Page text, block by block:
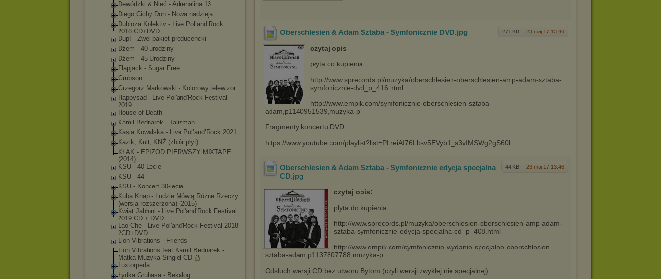
Dewódzki & Nieć - Adrenalina 13
Diego Cichy Don - Nowa nadzieja
Dubioza Kolektiv - Live Pol’and’Rock
2018 CD+DVD
Dup! - Zwei pakiet producencki
Dżem - 40 urodziny
Dżem - 45 Urodziny
Flapjack - Sugar Free
Grubson
Grzegorz Markowski - Kolorowy telewizor
Happysad - Live Pol'and'Rock Festival
2019
House of Death
Kamil Bednarek - Talizman
Kasia Kowalska - Live Pol’and’Rock 2021
Kazik, Kult, KNŻ (zbiór płyt)
KŁAK - EPIZOD PIERWSZY MIXTAPE
(2014)
KSU - 40-Lecie
KSU - 44
KSU - Koncert 30-lecia
Kuba Knap - Ludzie Mówią Różne Rzeczy
(wersja rozszerzona) (2015)
Kwiat Jabłoni - Live Pol'and'Rock Festival
2019 CD + DVD
Lao Che - Live Pol'and'Rock Festival 2018
2CD+DVD
Lion Vibrations - Friends
Lion Vibrations feat Kamil Bednarek -
Matka Muzyka Singiel CD
Luxtorpeda
Łydka Grubasa - Bekalog
271 KB 23 maj 17 13:46
Oberschlesien & Adam Sztaba - Symfonicznie DVD.jpg
czytaj opis
płyta do kupienia:
http://www.sprecords.pl/muzyka/oberschlesien-oberschlesien-amp-adam-sztaba-
symfonicznie-dvd_p_416.html
http://www.empik.com/symfonicznie-oberschlesien-sztaba-
adam,p1140951539,muzyka-p
Fragmenty koncertu DVD:
https://www.youtube.com/playlist?list=PLreiAI76Lbsv5EVyb1_s3vIMSWg2gS60l
44 KB 23 maj 17 13:46
Oberschlesien & Adam Sztaba - Symfonicznie edycja specjalna
CD.jpg
czytaj opis:
płyta do kupienia:
http://www.sprecords.pl/muzyka/oberschlesien-oberschlesien-amp-adam-
sztaba-symfonicznie-edycja-specjalna-cd_p_408.html
http://www.empik.com/symfonicznie-wydanie-specjalne-oberschlesien-
sztaba-adam,p1137807788,muzyka-p
Odsłuch wersji CD bez utworu Bytom (czyli wersji zwykłej nie specjalnej):